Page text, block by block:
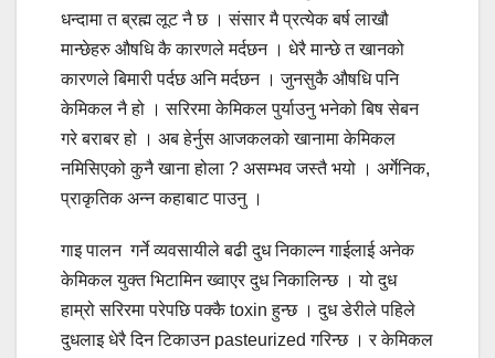
धन्दामा त ब्रह्म लूट नै छ । संसार मै प्रत्येक बर्ष लाखौ
मान्छेहरु औषधि कै कारणले मर्दछन । धेरै मान्छे त खानको
कारणले बिमारी पर्दछ अनि मर्दछन । जुनसुकै औषधि पनि
केमिकल नै हो । सरिरमा केमिकल पुर्याउनु भनेको बिष सेबन
गरे बराबर हो । अब हेर्नुस आजकलको खानामा केमिकल
नमिसिएको कुनै खाना होला ? असम्भव जस्तै भयो । अर्गेनिक,
प्राकृतिक अन्न कहाबाट पाउनु ।
गाइ पालन गर्ने व्यवसायीले बढी दुध निकाल्न गाईलाई अनेक
केमिकल युक्त भिटामिन ख्वाएर दुध निकालिन्छ । यो दुध
हाम्रो सरिरमा परेपछि पक्कै toxin हुन्छ । दुध डेरीले पहिले
दुधलाइ धेरै दिन टिकाउन pasteurized गरिन्छ । र केमिकल